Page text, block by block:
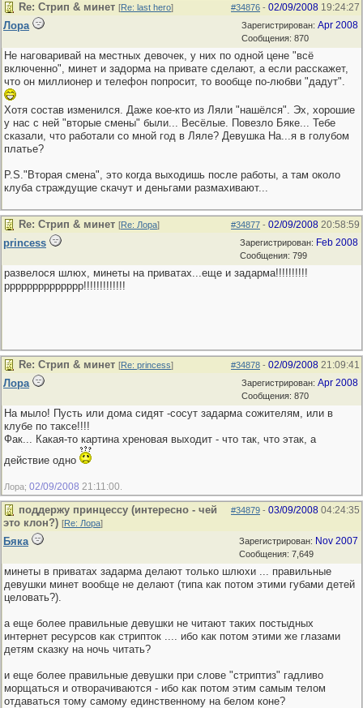
#34876 - 02/09/2008 19:24:27
Re: Стрип & минет [Re: last hero]
Зарегистрирован: Apr 2008
Сообщения: 870
Лора
Не наговаривай на местных девочек, у них по одной цене "всё
включенно", минет и задорма на привате сделают, а если расскажет,
что он миллионер и телефон попросит, то вообще по-любви "дадут".
Хотя состав изменился. Даже кое-кто из Ляли "нашёлся". Эх, хорошие
у нас с ней "вторые смены" были... Весёлые. Повезло Бяке... Тебе
сказали, что работали со мной год в Ляле? Девушка На...я в голубом
платье?
P.S."Вторая смена", это когда выходишь после работы, а там около
клуба страждущие скачут и деньгами размахивают...
#34877 - 02/09/2008 20:58:59
Re: Стрип & минет [Re: Лора]
Зарегистрирован: Feb 2008
Сообщения: 799
princess
развелося шлюх, минеты на приватах...еще и задарма!!!!!!!!!!
рррррррррррррр!!!!!!!!!!!!!
#34878 - 02/09/2008 21:09:41
Re: Стрип & минет [Re: princess]
Зарегистрирован: Apr 2008
Сообщения: 870
Лора
На мыло! Пусть или дома сидят -сосут задарма сожителям, или в
клубе по таксе!!!!
Фак... Какая-то картина хреновая выходит - что так, что этак, а
действие одно
Лора; 02/09/2008 21:11:00
#34879 - 03/09/2008 04:24:35
поддержу принцессу (интересно - чей
это клон?) [Re: Лора]
Зарегистрирован: Nov 2007
Сообщения: 7,649
Бяка
минеты в приватах задарма делают только шлюхи ... правильные
девушки минет вообще не делают (типа как потом этими губами детей
целовать?).
а еще более правильные девушки не читают таких постыдных
интернет ресурсов как стрипток .... ибо как потом этими же глазами
детям сказку на ночь читать?
и еще более правильные девушки при слове "стриптиз" гадливо
морщаться и отворачиваются - ибо как потом этим самым телом
отдаваться тому самому единственному на белом коне?